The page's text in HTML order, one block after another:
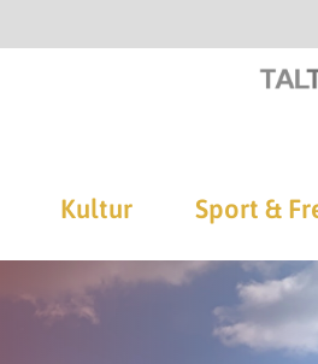
Kultur Sport &